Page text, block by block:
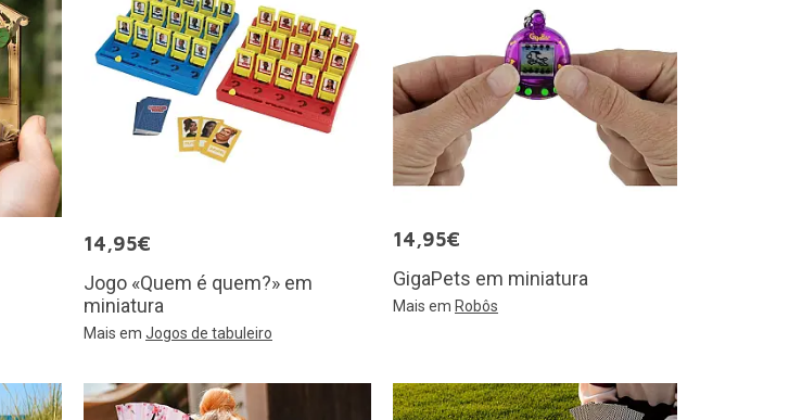
14,95€
Jogo «Quem é quem?» em
miniatura
Mais em Jogos de tabuleiro
14,95€
GigaPets em miniatura
Mais em Robôs